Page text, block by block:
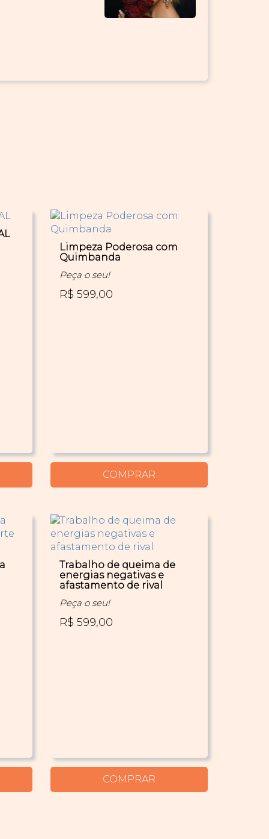
Limpeza Poderosa com
Quimbanda
Peça o seu!
R$ 599,00
COMPRAR
Trabalho de queima de
energias negativas e
afastamento de rival
Peça o seu!
R$ 599,00
COMPRAR